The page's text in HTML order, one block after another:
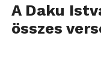
A Daku
összes